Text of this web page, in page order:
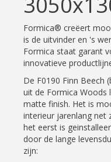
Formica® creëert
is de uitvinder en 's
Formica staat garant
innovatieve
De F0190 Finn Beech
uit de Formica Woods
matte finish. Het is
interieur jarenlang
het eerst is
door de lange
zijn: